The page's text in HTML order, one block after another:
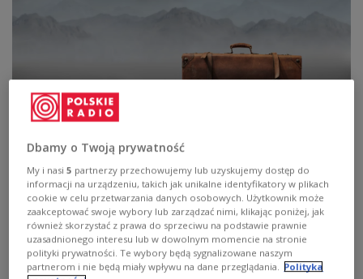
Atlas polskich podróżników
Dbamy o Twoją prywatność
My i nasi5 partnerzy przechowujemy lub uzyskujemy dostęp do
informacji na urządzeniu, takich jak unikalne identyfikatory w plikach
cookie w celu przetwarzania danych osobowych. Użytkownik może
zaakceptować swoje wybory lub zarządzać nimi, klikając poniżej, jak
również skorzystać z prawa do sprzeciwu na podstawie prawnie
uzasadnionego interesu lub w dowolnym momencie na stronie
polityki prywatności. Te wybory będą sygnalizowane naszym
partnerom i nie będą miały wpływu na dane przeglądania. Polityka